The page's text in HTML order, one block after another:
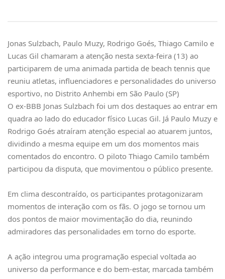
Jonas Sulzbach, Paulo Muzy, Rodrigo Goés, Thiago Camilo e
Lucas Gil chamaram a atenção nesta sexta-feira (13) ao
participarem de uma animada partida de beach tennis que
reuniu atletas, influenciadores e personalidades do universo
esportivo, no Distrito Anhembi em São Paulo (SP)
O ex-BBB Jonas Sulzbach foi um dos destaques ao entrar em
quadra ao lado do educador físico Lucas Gil. Já Paulo Muzy e
Rodrigo Goés atraíram atenção especial ao atuarem juntos,
dividindo a mesma equipe em um dos momentos mais
comentados do encontro. O piloto Thiago Camilo também
participou da disputa, que movimentou o público presente.
Em clima descontraído, os participantes protagonizaram
momentos de interação com os fãs. O jogo se tornou um
dos pontos de maior movimentação do dia, reunindo
admiradores das personalidades em torno do esporte.
A ação integrou uma programação especial voltada ao
universo da performance e do bem-estar, marcada também